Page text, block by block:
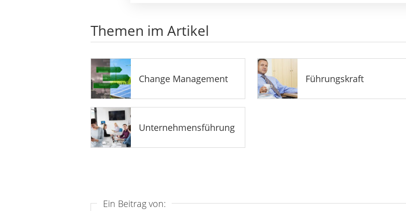
Themen im Artikel
Change Management Führungskraft
Unternehmensführung
Ein Beitrag von: